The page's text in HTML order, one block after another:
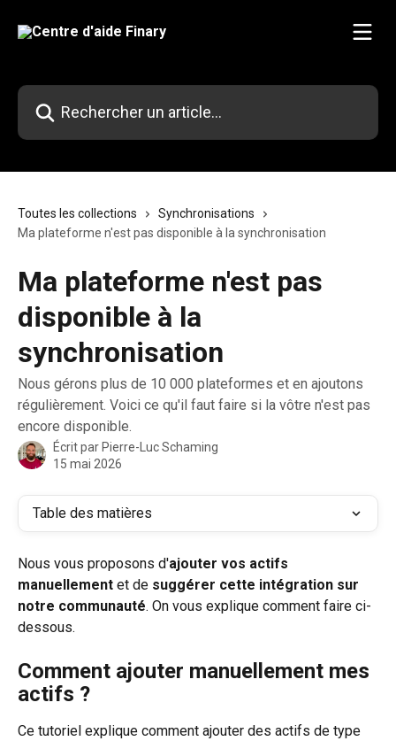
Rechercher un article...
Toutes les collections
Synchronisations
Ma plateforme n'est pas disponible à la synchronisation
Ma plateforme n'est pas
disponible à la
synchronisation
Nous gérons plus de 10 000 plateformes et en ajoutons
régulièrement. Voici ce qu'il faut faire si la vôtre n'est pas
encore disponible.
Écrit par Pierre-Luc Schaming
15 mai 2026
Table des matières
Nous vous proposons d'ajouter vos actifs
manuellement et de suggérer cette intégration sur
notre communauté. On vous explique comment faire ci-
dessous.
Comment ajouter manuellement mes
actifs ?
Ce tutoriel explique comment ajouter des actifs de type